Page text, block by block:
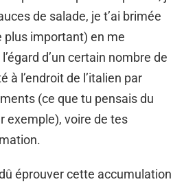
de salade, je t’ai brimée
plus important) en me
d’un certain nombre de
à l’endroit de l’italien par
(ce que tu pensais du
exemple), voire de tes
éprouver cette accumulation